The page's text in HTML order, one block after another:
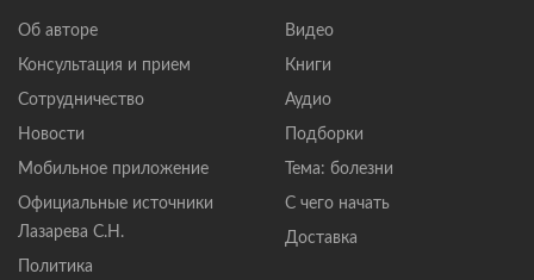
Об авторе
Консультация и прием
Сотрудничество
Новости
Мобильное приложение
Официальные источники
Лазарева С.Н.
Политика
Видео
Книги
Аудио
Подборки
Тема: болезни
С чего начать
Доставка